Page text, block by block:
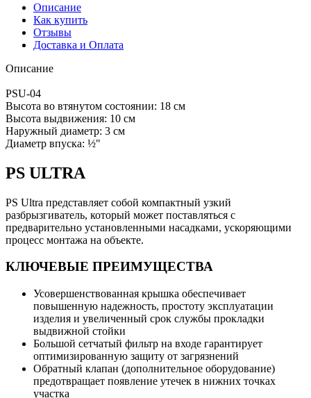
Описание
Как купить
Отзывы
Доставка и Оплата
Описание
PSU-04
Высота во втянутом состоянии: 18 см
Высота выдвижения: 10 см
Наружный диаметр: 3 см
Диаметр впуска: ½"
PS ULTRA
PS Ultra представляет собой компактный узкий
разбрызгиватель, который может поставляться с
предварительно установленными насадками, ускоряющими
процесс монтажа на объекте.
КЛЮЧЕВЫЕ ПРЕИМУЩЕСТВА
Усовершенствованная крышка обеспечивает
повышенную надежность, простоту эксплуатации
изделия и увеличенный срок службы прокладки
выдвижной стойки
Большой сетчатый фильтр на входе гарантирует
оптимизированную защиту от загрязнений
Обратный клапан (дополнительное оборудование)
предотвращает появление утечек в нижних точках
участка